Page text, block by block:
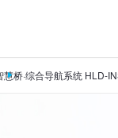
慧桥·综合导航系统 HLD-